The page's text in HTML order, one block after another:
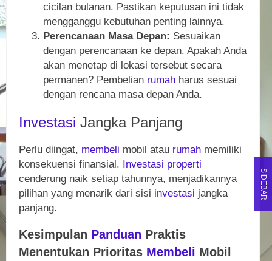
cicilan bulanan. Pastikan keputusan ini tidak
mengganggu kebutuhan penting lainnya.
Perencanaan Masa Depan: Sesuaikan
dengan perencanaan ke depan. Apakah Anda
akan menetap di lokasi tersebut secara
permanen? Pembelian rumah harus sesuai
dengan rencana masa depan Anda.
Investasi Jangka Panjang
Perlu diingat, membeli mobil atau rumah memiliki
konsekuensi finansial. Investasi properti
cenderung naik setiap tahunnya, menjadikannya
pilihan yang menarik dari sisi investasi jangka
panjang.
Kesimpulan Panduan Praktis
Menentukan Prioritas Membeli Mobil
SIDEBAR